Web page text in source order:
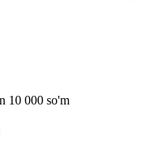
10 000 so'm